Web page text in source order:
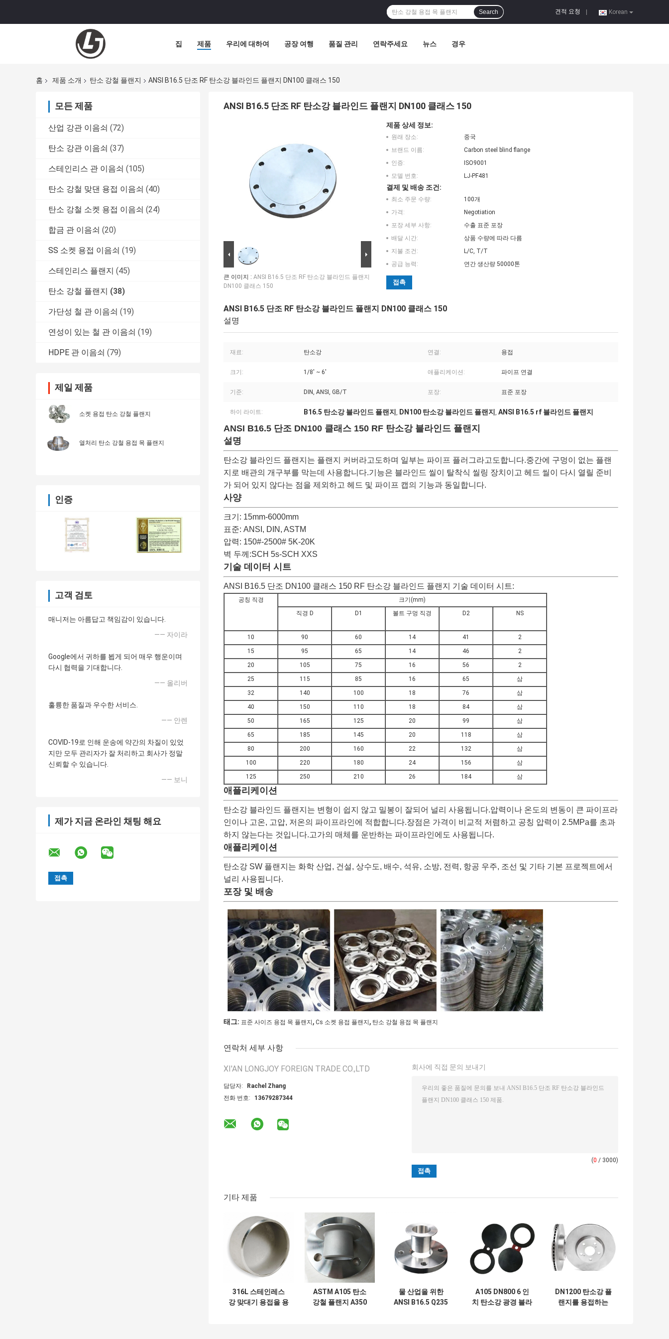
Korean
견적 요청
Search
집 제품 우리에 대하여 공장 여행 품질 관리 연락주세요 뉴스 경우
홈 제품 소개 탄소 강철 플랜지 ANSI B16.5 단조 RF 탄소강 블라인드 플랜지 DN100 클래스 150
모든 제품
산업 강관 이음쇠 (72)
탄소 강관 이음쇠 (37)
스테인리스 관 이음쇠 (105)
탄소 강철 맞댄 용접 이음쇠 (40)
탄소 강철 소켓 용접 이음쇠 (24)
합금 관 이음쇠 (20)
SS 소켓 용접 이음쇠 (19)
스테인리스 플랜지 (45)
탄소 강철 플랜지 (38)
가단성 철 관 이음쇠 (19)
연성이 있는 철 관 이음쇠 (19)
HDPE 관 이음쇠 (79)
제일 제품
소켓 용접 탄소 강철 플랜지
열처리 탄소 강철 용접 목 플랜지
인증
고객 검토
매니저는 아름답고 책임감이 있습니다.
—— 자이라
Google에서 귀하를 뵙게 되어 매우 행운이며
다시 협력을 기대합니다.
—— 올리버
훌륭한 품질과 우수한 서비스.
—— 안렌
COVID-19로 인해 운송에 약간의 차질이 있었
지만 모두 관리자가 잘 처리하고 회사가 정말
신뢰할 수 있습니다.
—— 보니
제가 지금 온라인 채팅 해요
ANSI B16.5 단조 RF 탄소강 블라인드 플랜지 DN100 클래스 150
큰 이미지 : ANSI B16.5 단조 RF 탄소강 블라인드 플랜지
DN100 클래스 150
제품 상세 정보:
원래 장소:
중국
브랜드 이름:
Carbon steel blind flange
인증:
ISO9001
모델 번호:
LJ-PF481
결제 및 배송 조건:
최소 주문 수량:
100개
가격:
Negotiation
포장 세부 사항:
수출 표준 포장
배달 시간:
상품 수량에 따라 다름
지불 조건:
L/C, T/T
공급 능력:
연간 생산량 50000톤
접촉
ANSI B16.5 단조 RF 탄소강 블라인드 플랜지 DN100 클래스 150
설명
재료: 탄소강 연결: 용접
크기: 1/8' ~ 6' 애플리케이션: 파이프 연결
기준: DIN, ANSI, GB/T 포장: 표준 포장
하이 라이트: B16.5 탄소강 블라인드 플랜지 , DN100 탄소강 블라인드 플랜지 , ANSI B16.5 rf 블라인드 플랜지
ANSI B16.5 단조 DN100 클래스 150 RF 탄소강 블라인드 플랜지
설명
탄소강 블라인드 플랜지는 플랜지 커버라고도하며 일부는 파이프 플러그라고도합니다.중간에 구멍이 없는 플랜
지로 배관의 개구부를 막는데 사용합니다.기능은 블라인드 씰이 탈착식 씰링 장치이고 헤드 씰이 다시 열릴 준비
가 되어 있지 않다는 점을 제외하고 헤드 및 파이프 캡의 기능과 동일합니다.
사양
크기: 15mm-6000mm
표준: ANSI, DIN, ASTM
압력: 150#-2500# 5K-20K
벽 두께:SCH 5s-SCH XXS
기술 데이터 시트
ANSI B16.5 단조 DN100 클래스 150 RF 탄소강 블라인드 플랜지 기술 데이터 시트:
공칭 직경
크기(mm)
직경 D
D1 볼트 구멍 직경 D2 NS
10 90 60 14 41
2
15
95 65 14 46
2
20
105 75 16 56
2
25
115 85 16 65
삼
32
140 100 18 76
삼
40
150 110 18 84
삼
50
165 125 20 99
삼
65
185 145 20 118
삼
80
200 160 22 132
삼
100
220 180 24 156
삼
125
250 210 26 184 삼
애플리케이션
탄소강 블라인드 플랜지는 변형이 쉽지 않고 밀봉이 잘되어 널리 사용됩니다.압력이나 온도의 변동이 큰 파이프라
인이나 고온, 고압, 저온의 파이프라인에 적합합니다.장점은 가격이 비교적 저렴하고 공칭 압력이 2.5MPa를 초과
하지 않는다는 것입니다.고가의 매체를 운반하는 파이프라인에도 사용됩니다.
애플리케이션
탄소강 SW 플랜지는 화학 산업, 건설, 상수도, 배수, 석유, 소방, 전력, 항공 우주, 조선 및 기타 기본 프로젝트에서
널리 사용됩니다.
포장 및 배송
태그: 표준 사이즈 용접 목 플랜지 , Cs 소켓 용접 플랜지 , 탄소 강철 용접 목 플랜지
연락처 세부 사항
XI'AN LONGJOY FOREIGN TRADE CO.,LTD
담당자:
Rachel Zhang
전화 번호:
13679287344
회사에 직접 문의 보내기
(0 / 3000)
기타 제품
316L 스테인레스
강 맞대기 용접을 용
ASTM A105 탄소
강철 플랜지 A350
물 산업을 위한
ANSI B16.5 Q235
A105 DN800 6 인
치 탄소강 광경 블라
DN1200 탄소강 플
랜지를 용접하는